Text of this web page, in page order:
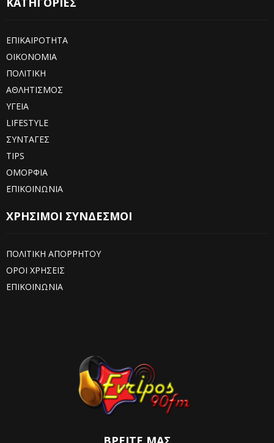
ΕΠΙΚΑΙΡΟΤΗΤΑ
ΟΙΚΟΝΟΜΙΑ
ΠΟΛΙΤΙΚΗ
ΑΘΛΗΤΙΣΜΟΣ
ΥΓΕΙΑ
LIFESTYLE
ΣΥΝΤΑΓΕΣ
TIPS
ΟΜΟΡΦΙΑ
ΕΠΙΚΟΙΝΩΝΙΑ
ΧΡΗΣΙΜΟΙ ΣΥΝΔΕΣΜΟΙ
ΠΟΛΙΤΙΚΗ ΑΠΟΡΡΗΤΟΥ
ΟΡΟΙ ΧΡΗΣΕΙΣ
ΕΠΙΚΟΙΝΩΝΙΑ